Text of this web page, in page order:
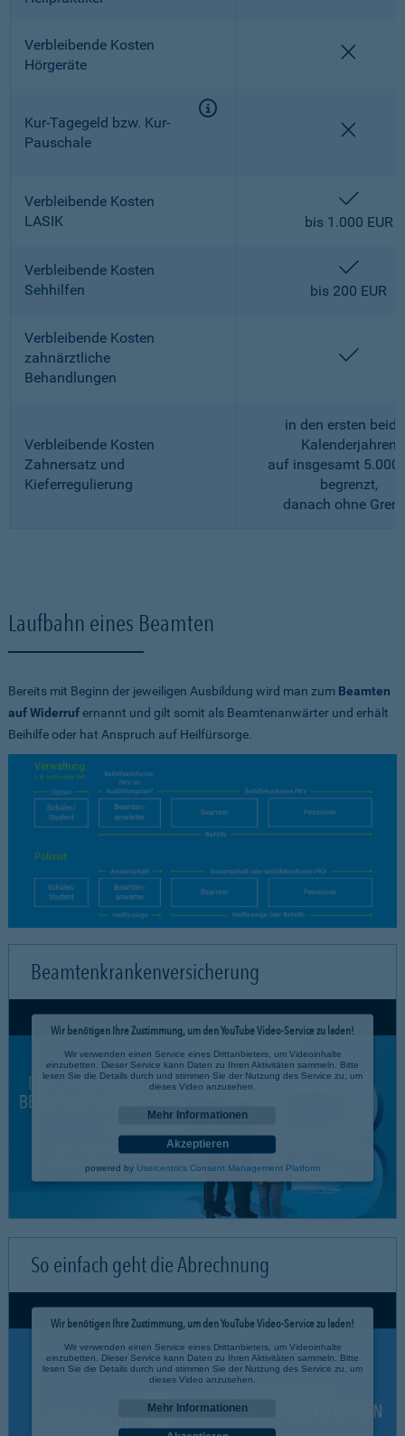
Verbleibende Kosten
Hörgeräte
Kur-Tagegeld bzw. Kur-
Pauschale
Verbleibende Kosten
LASIK
bis 1.000 EUR
Verbleibende Kosten
Sehhilfen
bis 200 EUR
Verbleibende Kosten
zahnärztliche
Behandlungen
Verbleibende Kosten
Zahnersatz und
Kieferregulierung
in den ersten
Kalenderjahren
auf insgesamt 5.000
begrenzt,
danach ohne
Laufbahn eines Beamten
Bereits mit Beginn der jeweiligen Ausbildung wird man zum Beamten
auf Widerrufernannt und gilt somit als Beamtenanwärter und erhält
Beihilfe oder hat Anspruch auf Heilfürsorge.
Beamtenkrankenversicherung
Wir benötigen Ihre Zustimmung, um den YouTube Video-Service zu laden!
Wir verwenden einen Service eines Drittanbieters, um Videoinhalte
einzubetten. Dieser Service kann Daten zu Ihren Aktivitäten sammeln. Bitte
lesen Sie die Details durch und stimmen Sie der Nutzung des Service zu, um
dieses Video anzusehen.
Mehr Informationen
Akzeptieren
powered by Usercentrics Consent Management Platform
So einfach geht die Abrechnung
Wir benötigen Ihre Zustimmung, um den YouTube Video-Service zu laden!
Wir verwenden einen Service eines Drittanbieters, um Videoinhalte
einzubetten. Dieser Service kann Daten zu Ihren Aktivitäten sammeln. Bitte
lesen Sie die Details durch und stimmen Sie der Nutzung des Service zu, um
dieses Video anzusehen.
Mehr Informationen